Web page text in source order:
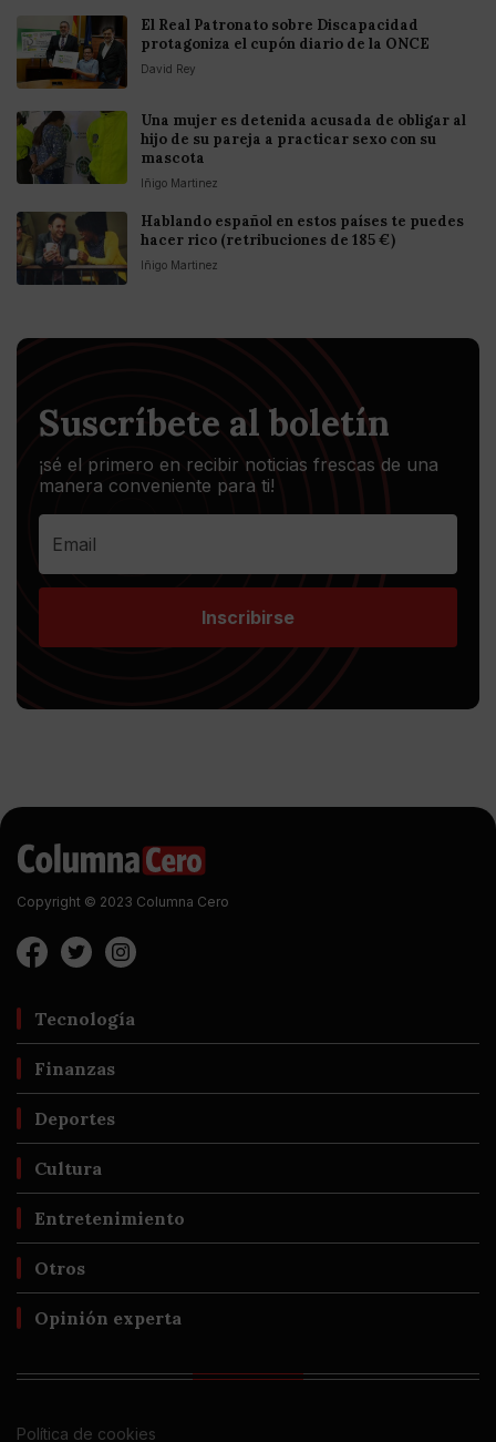
El Real Patronato sobre Discapacidad
protagoniza el cupón diario de la ONCE
David Rey
Una mujer es detenida acusada de obligar al
hijo de su pareja a practicar sexo con su
mascota
Iñigo Martinez
Hablando español en estos países te puedes
hacer rico (retribuciones de 185 €)
Iñigo Martinez
Suscríbete al boletín
¡sé el primero en recibir noticias frescas de una
manera conveniente para ti!
Inscribirse
Copyright © 2023 Columna Cero
Tecnología
Finanzas
Deportes
Cultura
Entretenimiento
Otros
Opinión experta
Política de cookies